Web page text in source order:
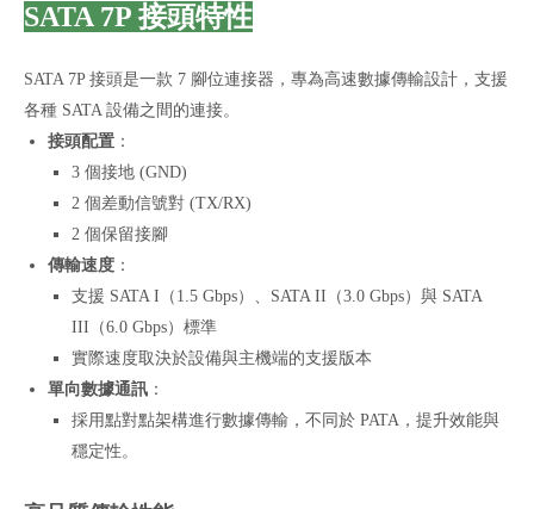
SATA 7P 接頭特性
SATA 7P 接頭是一款 7 腳位連接器，專為高速數據傳輸設計，支援
各種 SATA 設備之間的連接。
接頭配置 ：
3 個接地 (GND)
2 個差動信號對 (TX/RX)
2 個保留接腳
傳輸速度 ：
支援 SATA I（1.5 Gbps）、SATA II（3.0 Gbps）與 SATA
III（6.0 Gbps）標準
實際速度取決於設備與主機端的支援版本
單向數據通訊 ：
採用點對點架構進行數據傳輸，不同於 PATA，提升效能與
穩定性。